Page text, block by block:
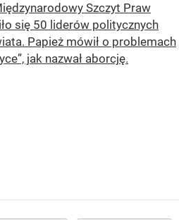
Szczyt Praw
się 50 liderów politycznych
Papież mówił o problemach
jak nazwał aborcję.